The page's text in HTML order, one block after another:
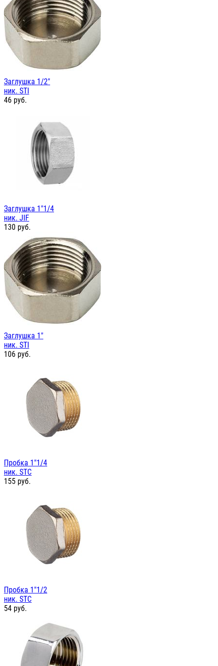
Заглушка 1/2"
ник. STI
46 руб.
Заглушка 1"1/4
ник. JIF
130 руб.
Заглушка 1"
ник. STI
106 руб.
Пробка 1"1/4
ник. STC
155 руб.
Пробка 1"1/2
ник. STC
54 руб.